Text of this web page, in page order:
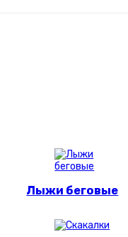
Лыжи беговые